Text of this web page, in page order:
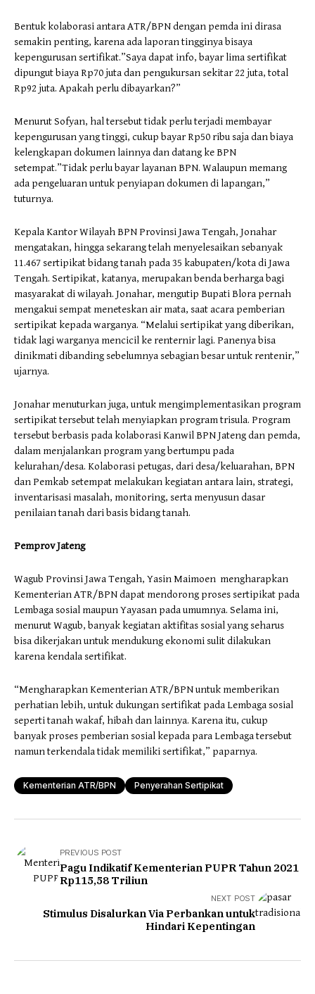
Bentuk kolaborasi antara ATR/BPN dengan pemda ini dirasa
semakin penting, karena ada laporan tingginya bisaya
kepengurusan sertifikat.”Saya dapat info, bayar lima sertifikat
dipungut biaya Rp70 juta dan pengukursan sekitar 22 juta, total
Rp92 juta. Apakah perlu dibayarkan?”
Menurut Sofyan, hal tersebut tidak perlu terjadi membayar
kepengurusan yang tinggi, cukup bayar Rp50 ribu saja dan biaya
kelengkapan dokumen lainnya dan datang ke BPN
setempat.”Tidak perlu bayar layanan BPN. Walaupun memang
ada pengeluaran untuk penyiapan dokumen di lapangan,”
tuturnya.
Kepala Kantor Wilayah BPN Provinsi Jawa Tengah, Jonahar
mengatakan, hingga sekarang telah menyelesaikan sebanyak
11.467 sertipikat bidang tanah pada 35 kabupaten/kota di Jawa
Tengah. Sertipikat, katanya, merupakan benda berharga bagi
masyarakat di wilayah. Jonahar, mengutip Bupati Blora pernah
mengakui sempat meneteskan air mata, saat acara pemberian
sertipikat kepada warganya. “Melalui sertipikat yang diberikan,
tidak lagi warganya mencicil ke renternir lagi. Panenya bisa
dinikmati dibanding sebelumnya sebagian besar untuk rentenir,”
ujarnya.
Jonahar menuturkan juga, untuk mengimplementasikan program
sertipikat tersebut telah menyiapkan program trisula. Program
tersebut berbasis pada kolaborasi Kanwil BPN Jateng dan pemda,
dalam menjalankan program yang bertumpu pada
kelurahan/desa. Kolaborasi petugas, dari desa/keluarahan, BPN
dan Pemkab setempat melakukan kegiatan antara lain, strategi,
inventarisasi masalah, monitoring, serta menyusun dasar
penilaian tanah dari basis bidang tanah.
Pemprov Jateng
Wagub Provinsi Jawa Tengah, Yasin Maimoen mengharapkan
Kementerian ATR/BPN dapat mendorong proses sertipikat pada
Lembaga sosial maupun Yayasan pada umumnya. Selama ini,
menurut Wagub, banyak kegiatan aktifitas sosial yang seharus
bisa dikerjakan untuk mendukung ekonomi sulit dilakukan
karena kendala sertifikat.
“Mengharapkan Kementerian ATR/BPN untuk memberikan
perhatian lebih, untuk dukungan sertifikat pada Lembaga sosial
seperti tanah wakaf, hibah dan lainnya. Karena itu, cukup
banyak proses pemberian sosial kepada para Lembaga tersebut
namun terkendala tidak memiliki sertifikat,” paparnya.
Kementerian ATR/BPN Penyerahan Sertipikat
PREVIOUS POST
Pagu Indikatif Kementerian PUPR Tahun 2021
Rp115,58 Triliun
NEXT POST
Stimulus Disalurkan Via Perbankan untuk
Hindari Kepentingan